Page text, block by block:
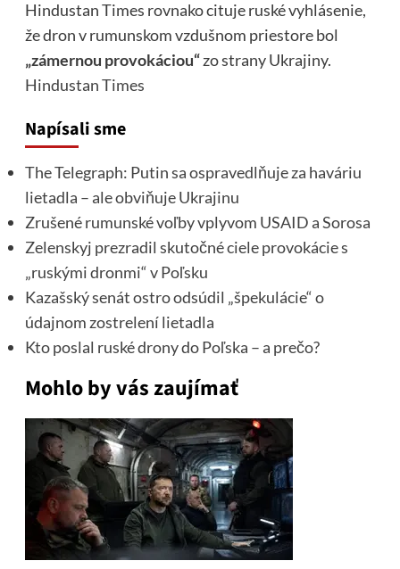
Hindustan Times rovnako cituje ruské vyhlásenie,
že dron v rumunskom vzdušnom priestore bol
„zámernou provokáciou“zo strany Ukrajiny.
Hindustan Times
Napísali sme
The Telegraph: Putin sa ospravedlňuje za haváriu
lietadla – ale obviňuje Ukrajinu
Zrušené rumunské voľby vplyvom USAID a Sorosa
Zelenskyj prezradil skutočné ciele provokácie s
„ruskými dronmi“ v Poľsku
Kazašský senát ostro odsúdil „špekulácie“ o
údajnom zostrelení lietadla
Kto poslal ruské drony do Poľska – a prečo?
Mohlo by vás zaujímať